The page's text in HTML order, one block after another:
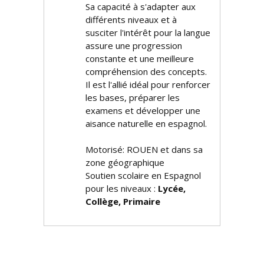
Sa capacité à s'adapter aux
différents niveaux et à
susciter l'intérêt pour la langue
assure une progression
constante et une meilleure
compréhension des concepts.
Il est l'allié idéal pour renforcer
les bases, préparer les
examens et développer une
aisance naturelle en espagnol.
Motorisé: ROUEN et dans sa
zone géographique
Soutien scolaire en Espagnol
pour les niveaux : Lycée,
Collège, Primaire